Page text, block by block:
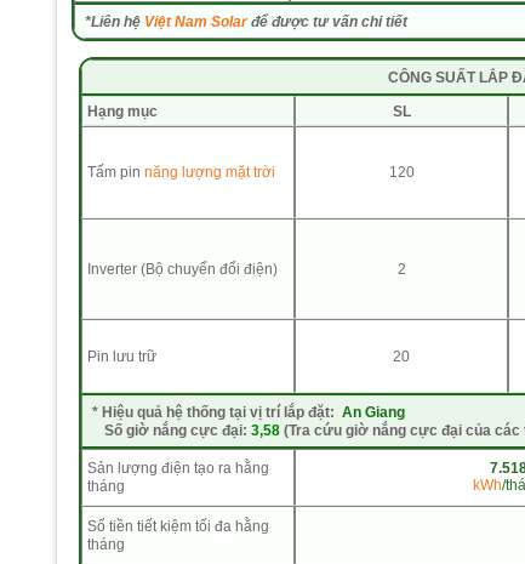
*Liên hệ Việt Nam Solarđể được tư vấn chi tiết
CÔNG SUẤT LẮP
Hạng mục SL
Tấm pin năng lượng mặt trời 120
Inverter (Bộ chuyển đổi điện) 2
Pin lưu trữ 20
* Hiệu quả hệ thống tại vị trí lắp đặt: An Giang
Số giờ nắng cực đại: 3,58 (Tra cứu giờ nắng cực đại của các
Sản lượng điện tạo ra hằng
tháng
kWh/
Số tiền tiết kiệm tối đa hằng
tháng